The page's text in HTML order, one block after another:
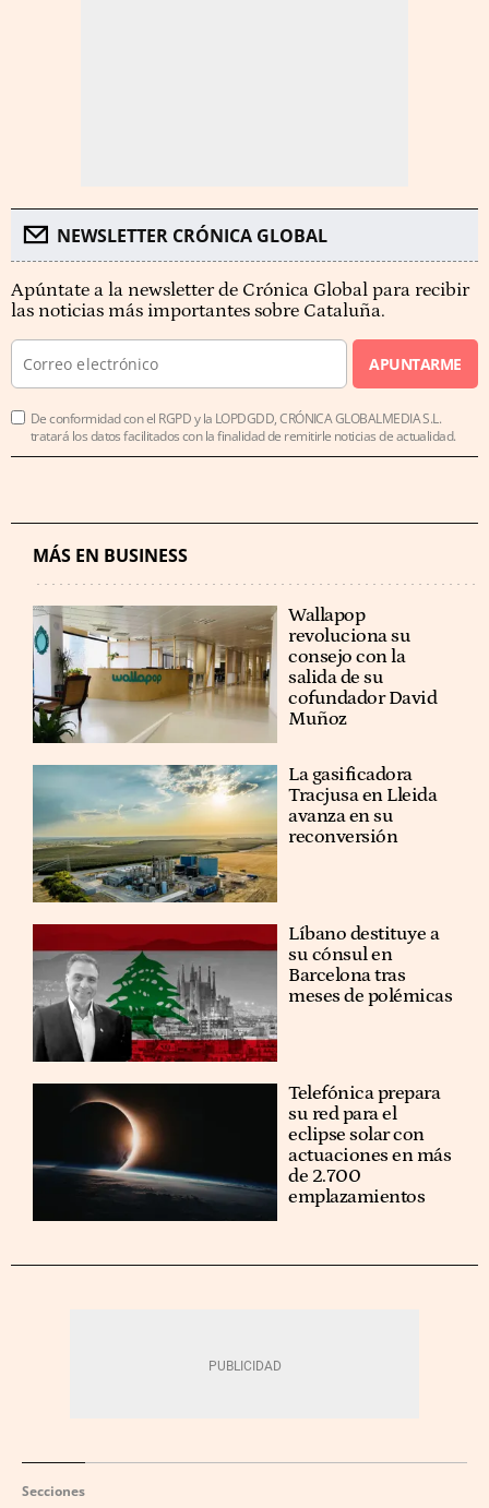
NEWSLETTER CRÓNICA GLOBAL
Apúntate a la newsletter de Crónica Global para recibir
las noticias más importantes sobre Cataluña.
APUNTARME
De conformidad con el RGPD y la LOPDGDD, CRÓNICA GLOBALMEDIA S.L.
tratará los datos facilitados con la finalidad de remitirle noticias de actualidad.
MÁS EN BUSINESS
Wallapop
revoluciona su
consejo con la
salida de su
cofundador David
Muñoz
La gasificadora
Tracjusa en Lleida
avanza en su
reconversión
Líbano destituye a
su cónsul en
Barcelona tras
meses de polémicas
Telefónica prepara
su red para el
eclipse solar con
actuaciones en más
de 2.700
emplazamientos
Secciones